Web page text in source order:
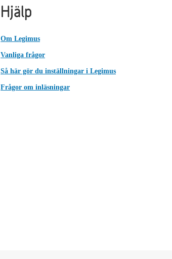
Hjälp
Om Legimus
Vanliga frågor
Så här gör du inställningar i Legimus
Frågor om inläsningar